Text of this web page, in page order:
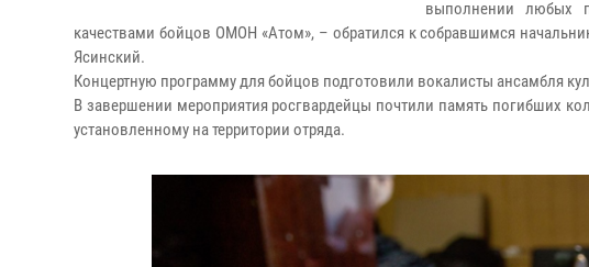
выполнении любых
качествами бойцов ОМОН «Атом», – обратился к собравшимся
Ясинский.
Концертную программу для бойцов подготовили вокалисты ансамбля
В завершении мероприятия росгвардейцы почтили память погибших
установленному на территории отряда.